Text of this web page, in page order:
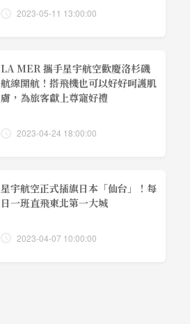
2023-05-11 13:00:00
LA MER 攜手星宇航空歡慶洛杉磯
航線開航！搭飛機也可以好好呵護肌
膚，為旅客獻上尊寵好禮
2023-04-24 18:00:00
星宇航空正式插旗日本「仙台」！每
日一班直飛東北第一大城
2023-04-07 10:00:00